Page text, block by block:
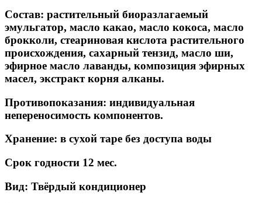
Состав: растительный биоразлагаемый
эмульгатор, масло какао, масло кокоса, масло
брокколи, стеариновая кислота растительного
происхождения, сахарный тензид, масло ши,
эфирное масло лаванды, композиция эфирных
масел, экстракт корня алканы.
Противопоказания: индивидуальная
непереносимость компонентов.
Хранение: в сухой таре без доступа воды
Срок годности 12 мес.
Вид: Твёрдый кондиционер